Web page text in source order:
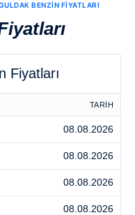
BENZIN FIYATLARI
Fiyatları
TARİH
08.08.2026
08.08.2026
08.08.2026
08.08.2026